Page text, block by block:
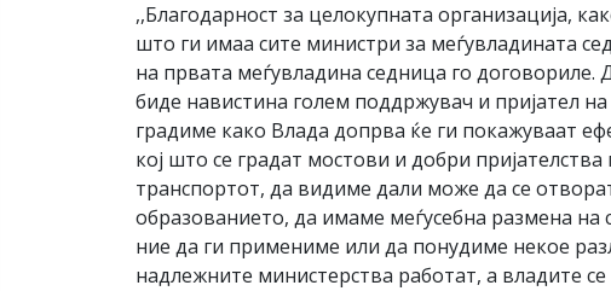
,,Благодарност за целокупната организација,
што ги имаа сите министри за меѓувладината
на првата меѓувладина седница го договориле.
биде навистина голем поддржувач и пријател
градиме како Влада допрва ќе ги покажуваат
кој што се градат мостови и добри
транспортот, да видиме дали може да се
образованието, да имаме меѓусебна размена
ние да ги примениме или да понудиме некое
надлежните министерства работат, а владите